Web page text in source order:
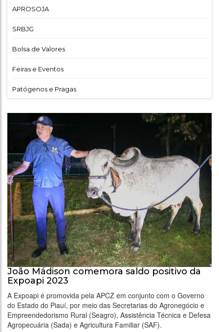
APROSOJA
SRBJG
Bolsa de Valores
Feiras e Eventos
Patógenos e Pragas
João Mádison comemora saldo positivo da
Expoapi 2023
A Expoapi é promovida pela APCZ em conjunto com o Governo
do Estado do Piauí, por meio das Secretarias do Agronegócio e
Empreendedorismo Rural (Seagro), Assistência Técnica e Defesa
Agropecuária (Sada) e Agricultura Familiar (SAF).